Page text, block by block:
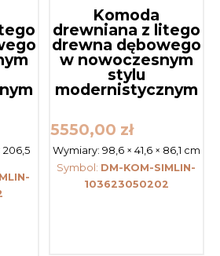
206,5
Komoda
drewniana z litego
drewna dębowego
w nowoczesnym
stylu
modernistycznym
5550,00 zł
Wymiary: 98,6 × 41,6 × 86,1 cm
Symbol: DM-KOM-SIMLIN-
103623050202